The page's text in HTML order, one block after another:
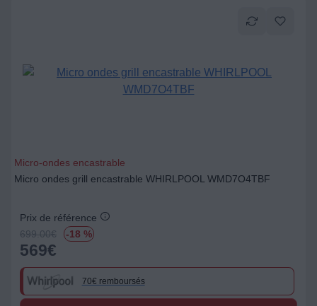
Micro-ondes encastrable
Micro ondes grill encastrable WHIRLPOOL WMD7O4TBF
Prix de référence
699.00€ -18 %
569€
70€ remboursés